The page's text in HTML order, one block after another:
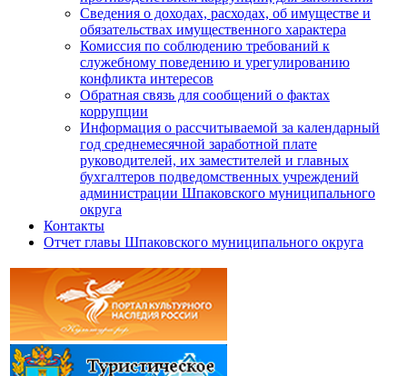
Сведения о доходах, расходах, об имуществе и
обязательствах имущественного характера
Комиссия по соблюдению требований к
служебному поведению и урегулированию
конфликта интересов
Обратная связь для сообщений о фактах
коррупции
Информация о рассчитываемой за календарный
год среднемесячной заработной плате
руководителей, их заместителей и главных
бухгалтеров подведомственных учреждений
администрации Шпаковского муниципального
округа
Контакты
Отчет главы Шпаковского муниципального округа